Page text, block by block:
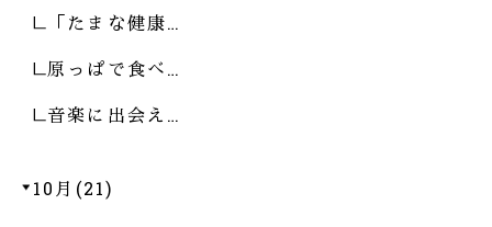
「たまな健康…
原っぱで食べ…
音楽に出会え…
10月(21)